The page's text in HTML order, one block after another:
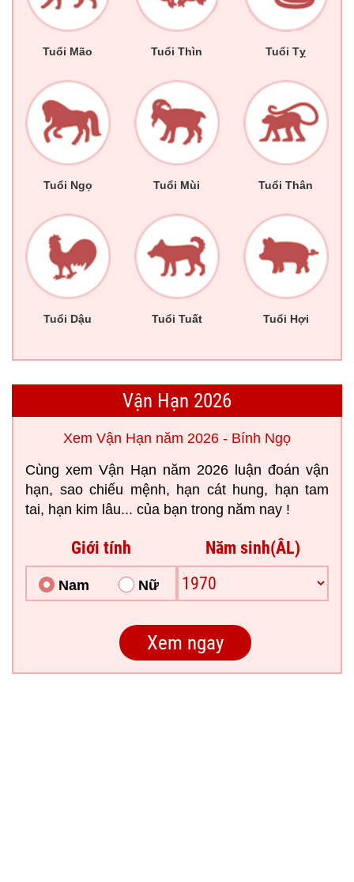
Tuổi Mão Tuổi Thìn Tuổi Tỵ
Tuổi Ngọ Tuổi Mùi Tuổi Thân
Tuổi Dậu Tuổi Tuất Tuổi Hợi
Vận Hạn 2026
Xem Vận Hạn năm 2026 - Bính Ngọ
Cùng xem Vận Hạn năm 2026 luận đoán vận
hạn, sao chiếu mệnh, hạn cát hung, hạn tam
tai, hạn kim lâu... của bạn trong năm nay !
Giới tính
Nam Nữ
Năm sinh(ÂL)